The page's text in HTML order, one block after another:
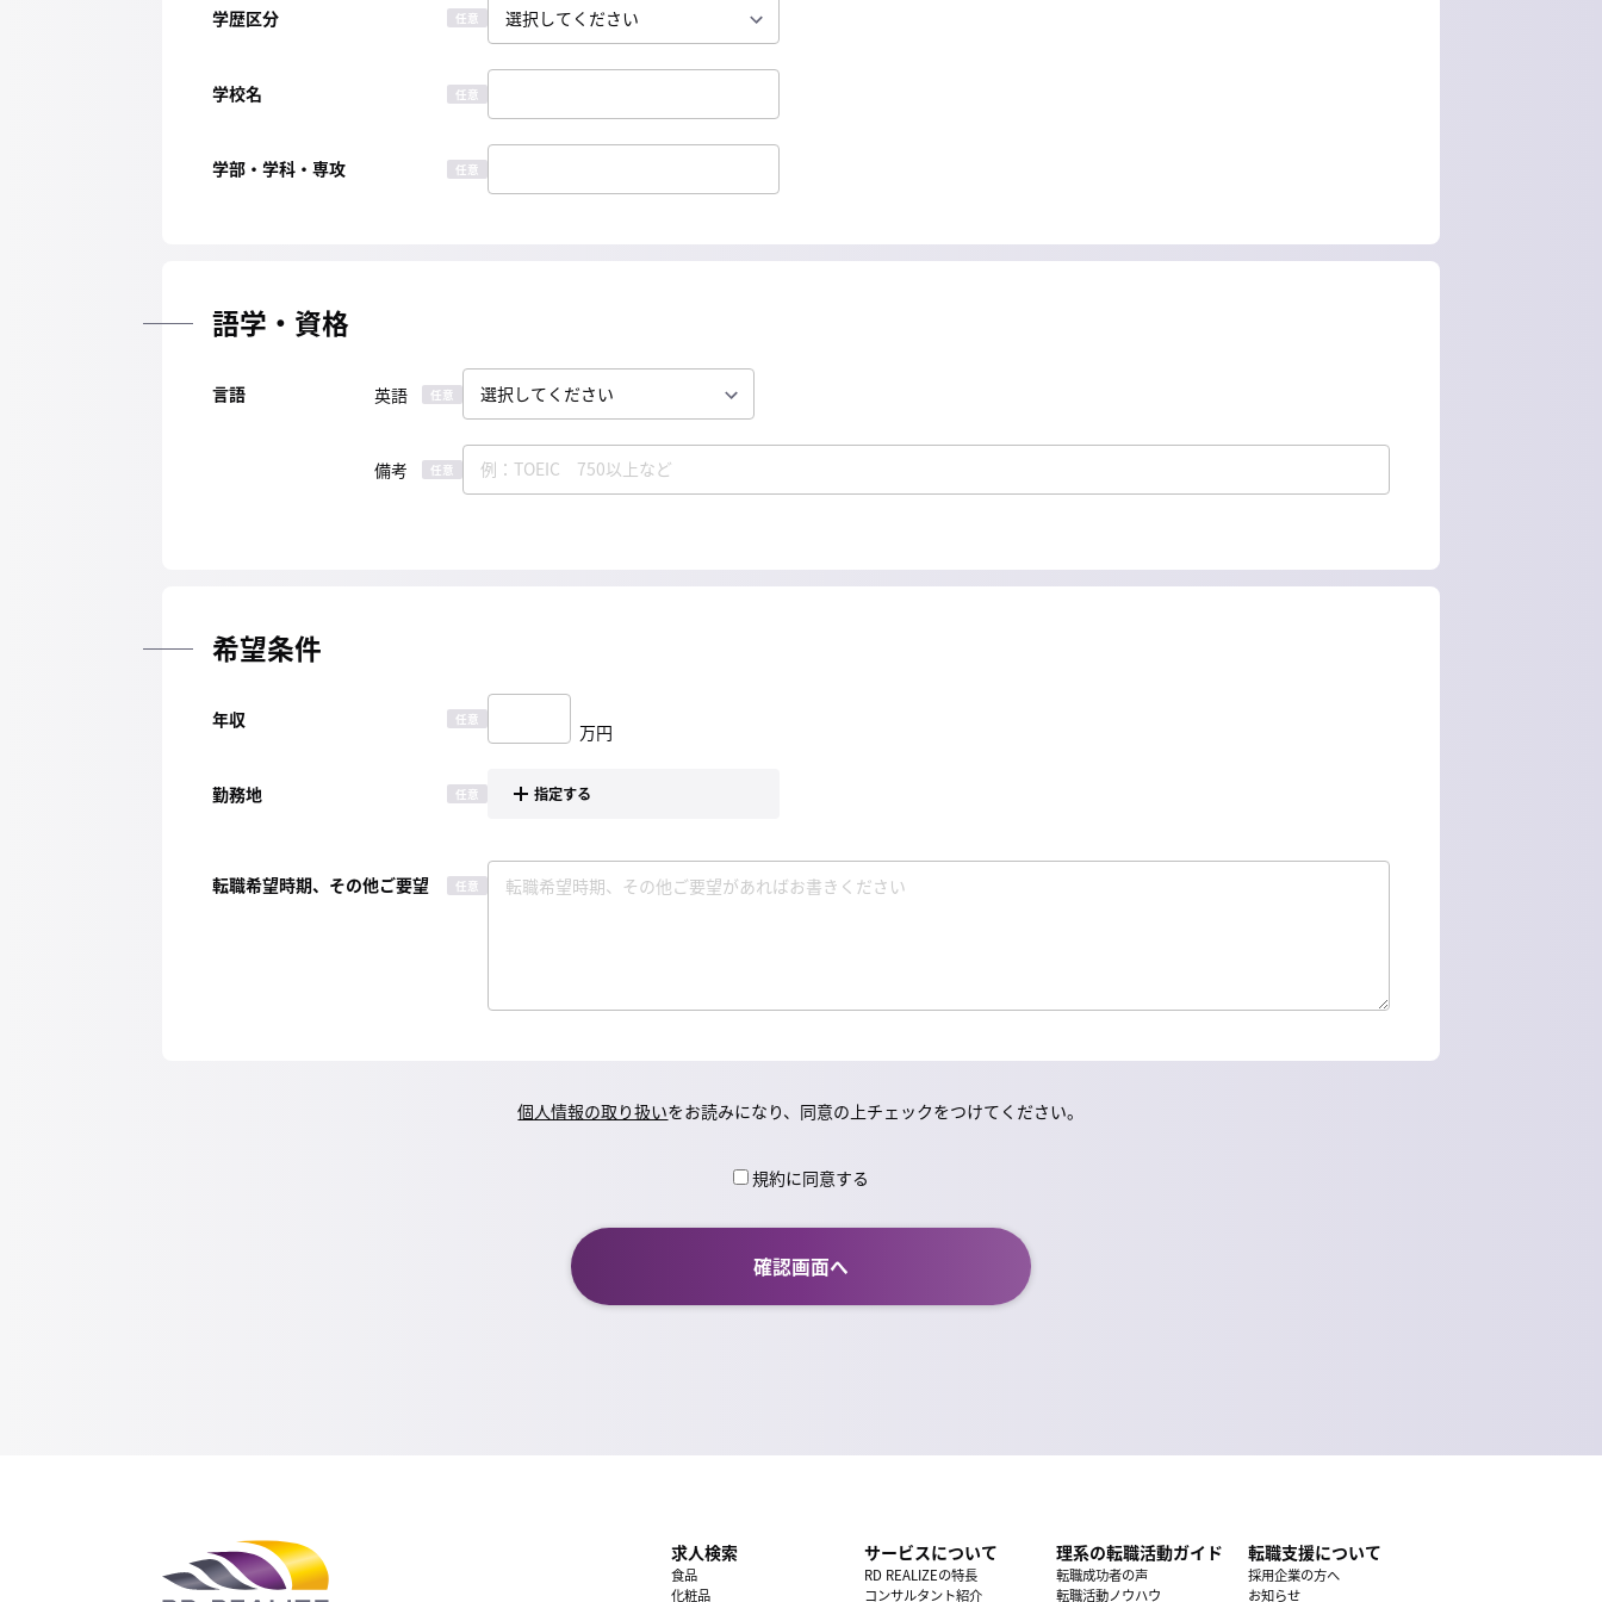
学歴区分 任意
学校名 任意
学部・学科・専攻 任意
語学・資格
言語 英語 任意
備考 任意
希望条件
年収 任意
万円
勤務地 任意 指定する
転職希望時期、その他ご要望 任意
個人情報の取り扱いをお読みになり、同意の上チェックをつけてください。
規約に同意する
求人検索
食品
化粧品
サービスについて
RD REALIZEの特長
コンサルタント紹介
理系の転職活動ガイド
転職成功者の声
転職活動ノウハウ
転職支援について
採用企業の方へ
お知らせ